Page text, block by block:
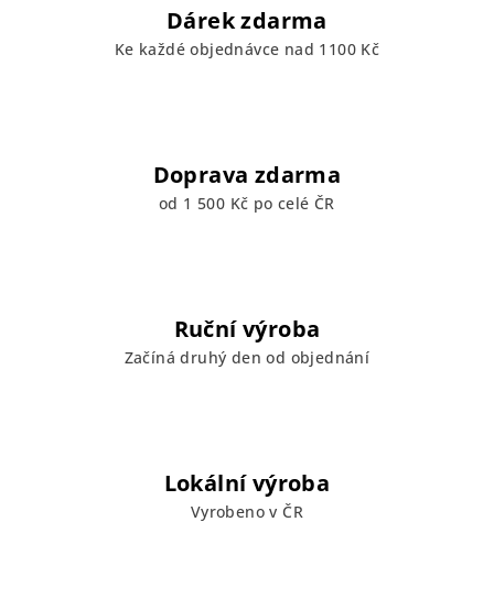
Dárek zdarma
Ke každé objednávce nad 1100 Kč
Doprava zdarma
od 1 500 Kč po celé ČR
Ruční výroba
Začíná druhý den od objednání
Lokální výroba
Vyrobeno v ČR